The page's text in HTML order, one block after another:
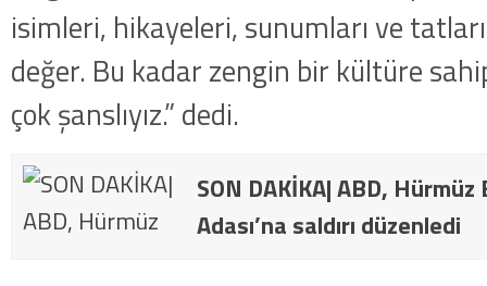
isimleri, hikayeleri, sunumları ve
değer. Bu kadar zengin bir kültüre
çok şanslıyız.” dedi.
SON DAKİKA| ABD, Hürmüz
Adası’na saldırı düzenledi